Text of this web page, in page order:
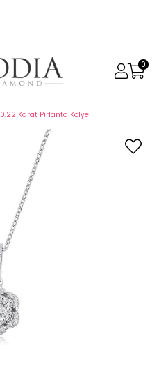
0
0.22 Karat Pırlanta Kolye